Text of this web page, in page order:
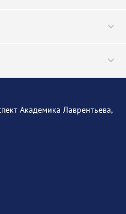
Академика Лаврентьева,